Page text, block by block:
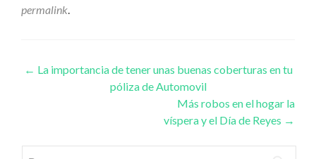
permalink.
Navegación de entradas
← La importancia de tener unas buenas coberturas en tu
póliza de Automovil
Más robos en el hogar la
víspera y el Día de Reyes →